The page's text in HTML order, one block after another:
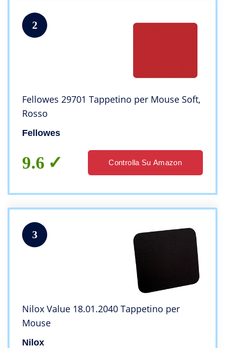
2
Fellowes 29701 Tappetino per Mouse Soft,
Rosso
Fellowes
9.6 Controlla Su Amazon
3
Nilox Value 18.01.2040 Tappetino per
Mouse
Nilox